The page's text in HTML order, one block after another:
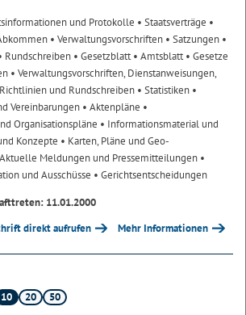
und Protokolle • Staatsverträge •
• Verwaltungsvorschriften • Satzungen •
Rundschreiben • Gesetzblatt• Amtsblatt• Gesetze
• Verwaltungsvorschriften, Dienstanweisungen,
und Rundschreiben • Statistiken •
Vereinbarungen • Aktenpläne •
Organisationspläne • Informationsmaterial und
Konzepte • Karten, Pläne und Geo-
Meldungen und Pressemitteilungen •
und Ausschüsse • Gerichtsentscheidungen
11.01.2000
direkt aufrufen Mehr Informationen
10 20 50